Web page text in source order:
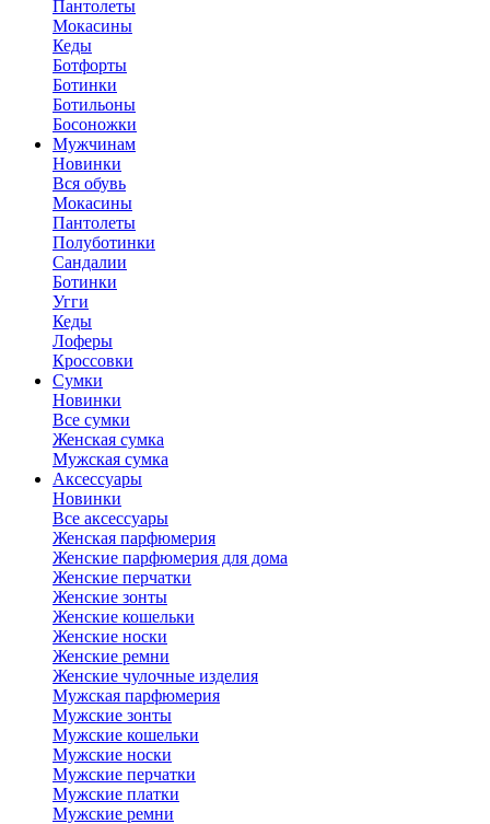
Пантолеты
Мокасины
Кеды
Ботфорты
Ботинки
Ботильоны
Босоножки
Мужчинам
Новинки
Вся обувь
Мокасины
Пантолеты
Полуботинки
Сандалии
Ботинки
Угги
Кеды
Лоферы
Кроссовки
Сумки
Новинки
Все сумки
Женская сумка
Мужская сумка
Аксессуары
Новинки
Все аксессуары
Женская парфюмерия
Женские парфюмерия для дома
Женские перчатки
Женские зонты
Женские кошельки
Женские носки
Женские ремни
Женские чулочные изделия
Мужская парфюмерия
Мужские зонты
Мужские кошельки
Мужские носки
Мужские перчатки
Мужские платки
Мужские ремни